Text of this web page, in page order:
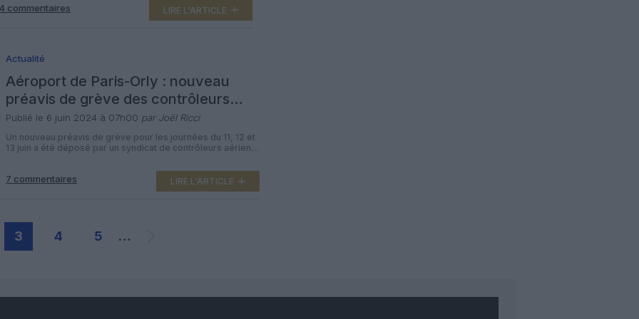
aux frontières dans les aéroports Paris-Charles
Gaulle et Paris-Orly. Dans leur baromètre d’avril, les
commentaires LIRE L'ARTICLE
Actualité
Aéroport de Paris-Orly : nouveau
préavis de grève des contrôleurs
aériens du 11 au 13 juin
Publié le 6 juin 2024 à 07h00 par Joël Ricci
Un nouveau préavis de grève pour les journées du 11, 12 et
13 juin a été déposé par un syndicat de contrôleurs aériens,
supplémentaires. Le syndicat, deuxième en matière de
représentativité chez les contrôleurs aériens, dénonce la
signature d’un accord fin avril prévoyant des mesures,
7 commentaires LIRE L'ARTICLE
3 4 5 …